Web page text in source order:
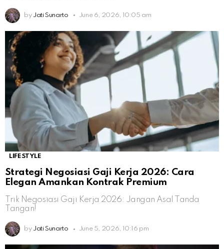
by Jati Sunarto June 6, 2026, 10:05 am
LIFESTYLE
Strategi Negosiasi Gaji Kerja 2026: Cara
Elegan Amankan Kontrak Premium
Trik Negosiasi Gaji Kerja 2026: Jangan Asal Tanda
Tangan!
by Jati Sunarto June 5, 2026, 10:16 pm